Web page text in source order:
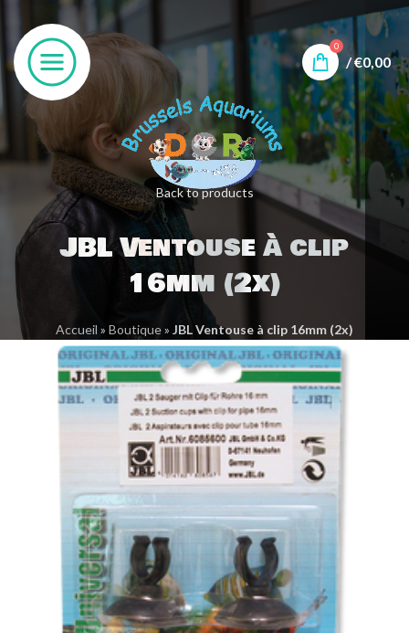
0
/€0,00
Back to products
JBL Ventouse à clip
16mm (2x)
Accueil » Boutique» JBL Ventouse à clip 16mm (2x)